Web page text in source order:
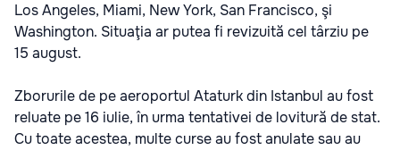
Los Angeles, Miami, New York, San Francisco, şi
Washington. Situaţia ar putea fi revizuită cel târziu pe
15 august.
Zborurile de pe aeroportul Ataturk din Istanbul au fost
reluate pe 16 iulie, în urma tentativei de lovitură de stat.
Cu toate acestea, multe curse au fost anulate sau au